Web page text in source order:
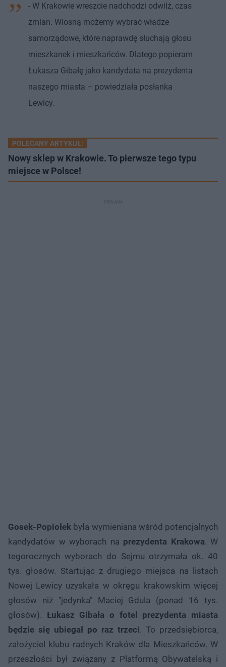
- W Krakowie wreszcie nadchodzi odwilż, czas
zmian. Wiosną możemy wybrać władze
samorządowe, które naprawdę słuchają głosu
mieszkanek i mieszkańców. Dlatego popieram
Łukasza Gibałę jako kandydata na prezydenta
naszego miasta – powiedziała posłanka
Lewicy.
POLECANY ARTYKUŁ:
Nowy sklep w Krakowie. To pierwsze tego typu
miejsce w Polsce!
Gosek-Popiołek była wymieniana wśród potencjalnych
kandydatów w wyborach na prezydenta Krakowa. W
tegorocznych wyborach do Sejmu otrzymała ok. 40
tys. głosów. Startując z drugiego miejsca na listach
Nowej Lewicy uzyskała w okręgu krakowskim więcej
głosów niż "jedynka" Maciej Gdula (ponad 16 tys.
głosów). Łukasz Gibała o fotel prezydenta miasta
będzie się ubiegał po raz trzeci. To przedsiębiorca,
założyciel klubu radnych Kraków dla Mieszkańców. W
przeszłości był związany z Platformą Obywatelską i